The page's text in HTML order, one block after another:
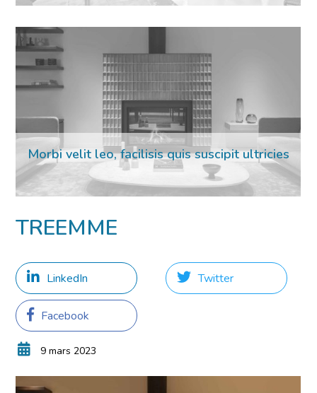
Morbi velit leo, facilisis quis suscipit ultricies
TREEMME
LinkedIn Twitter
Facebook
9 mars 2023